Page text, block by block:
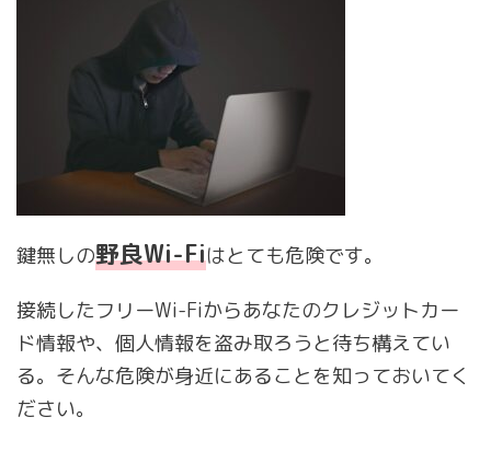
鍵無しの野良Wi-Fiはとても危険です。
接続したフリーWi-Fiからあなたのクレジットカー
ド情報や、個人情報を盗み取ろうと待ち構えてい
る。そんな危険が身近にあることを知っておいてく
ださい。